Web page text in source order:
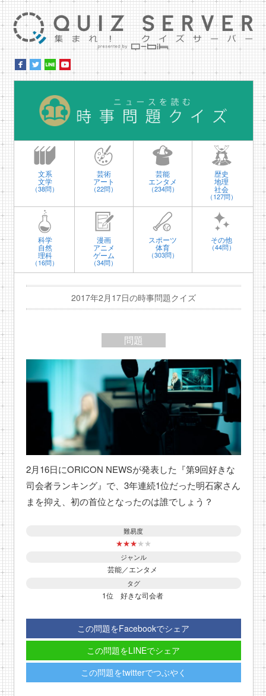
文系
文学
（38問）
芸術
アート
（22問）
芸能
エンタメ
（234問）
歴史
地理
社会
（127問）
科学
自然
理科
（16問）
漫画
アニメ
ゲーム
（34問）
スポーツ
体育
（303問）
その他
（44問）
2017年2月17日の時事問題クイズ
問題
2月16日にORICON NEWSが発表した『第9回好きな
司会者ランキング』で、3年連続1位だった明石家さん
まを抑え、初の首位となったのは誰でしょう？
難易度
★★★★ ★
ジャンル
芸能／エンタメ
タグ
1位 好きな司会者
この問題をFacebookでシェア
この問題をLINEでシェア
この問題をtwitterでつぶやく